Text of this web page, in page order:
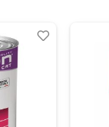
Dodaj
Uporedi